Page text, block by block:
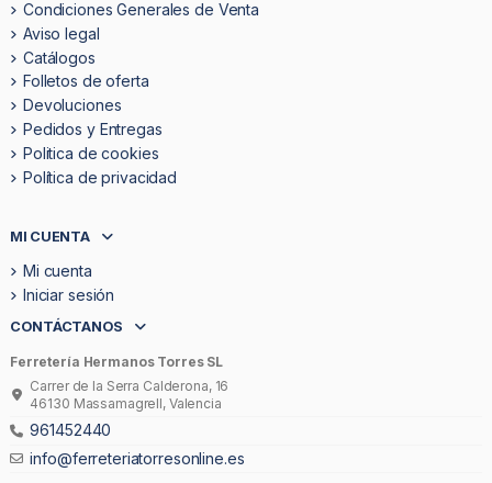
Condiciones Generales de Venta
Aviso legal
Catálogos
Folletos de oferta
Devoluciones
Pedidos y Entregas
Politica de cookies
Política de privacidad
MI CUENTA
Mi cuenta
Iniciar sesión
CONTÁCTANOS
Ferretería Hermanos Torres SL
Carrer de la Serra Calderona, 16
46130 Massamagrell, Valencia
961452440
info@ferreteriatorresonline.es